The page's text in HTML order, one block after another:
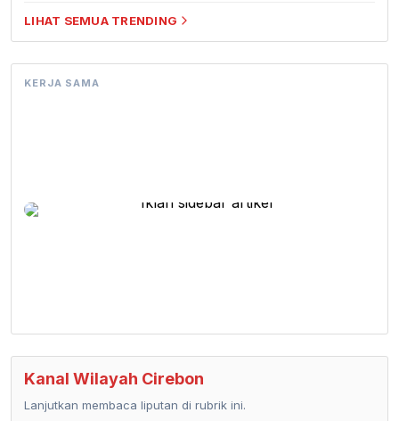
LIHAT SEMUA TRENDING
KERJA SAMA
Kanal Wilayah Cirebon
Lanjutkan membaca liputan di rubrik ini.